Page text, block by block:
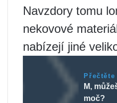
Navzdory tomu
nekovové
nabízejí jiné
M,
moč?